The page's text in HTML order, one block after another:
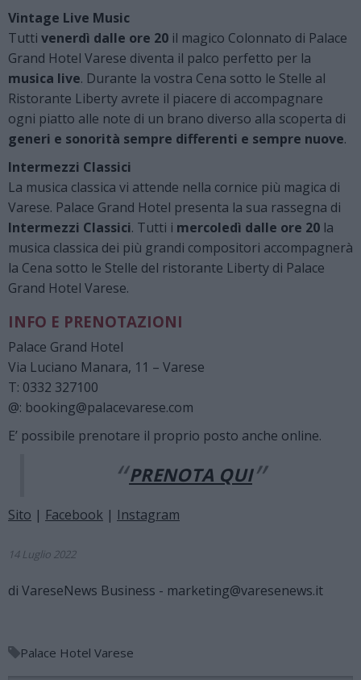
Vintage Live Music
Tutti venerdì dalle ore 20 il magico Colonnato di Palace
Grand Hotel Varese diventa il palco perfetto per la
musica live. Durante la vostra Cena sotto le Stelle al
Ristorante Liberty avrete il piacere di accompagnare
ogni piatto alle note di un brano diverso alla scoperta di
generi e sonorità sempre differenti e sempre nuove.
Intermezzi Classici
La musica classica vi attende nella cornice più magica di
Varese. Palace Grand Hotel presenta la sua rassegna di
Intermezzi Classici. Tutti i mercoledì dalle ore 20 la
musica classica dei più grandi compositori accompagnerà
la Cena sotto le Stelle del ristorante Liberty di Palace
Grand Hotel Varese.
INFO E PRENOTAZIONI
Palace Grand Hotel
Via Luciano Manara, 11 – Varese
T: 0332 327100
@: booking@palacevarese.com
E’ possibile prenotare il proprio posto anche online.
PRENOTA QUI
Sito | Facebook | Instagram
14 Luglio 2022
di VareseNews Business - marketing@varesenews.it
Palace Hotel Varese